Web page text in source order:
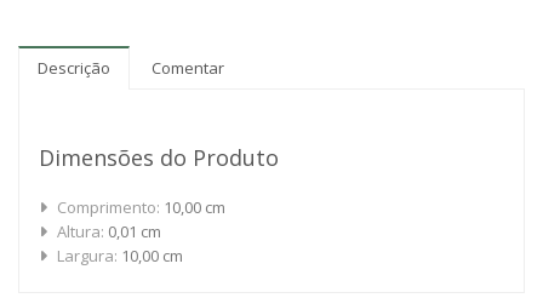
Descrição Comentar
Dimensões do Produto
Comprimento: 10,00 cm
Altura: 0,01 cm
Largura: 10,00 cm